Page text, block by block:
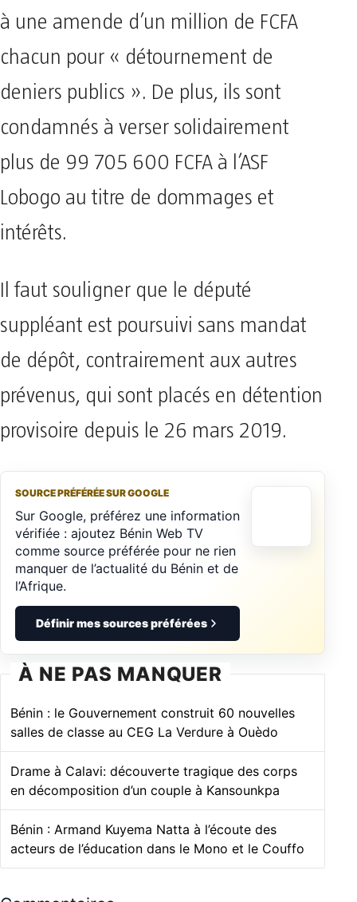
à une amende d’un million de FCFA
chacun pour « détournement de
deniers publics ». De plus, ils sont
condamnés à verser solidairement
plus de 99 705 600 FCFA à l’ASF
Lobogo au titre de dommages et
intérêts.
Il faut souligner que le député
suppléant est poursuivi sans mandat
de dépôt, contrairement aux autres
prévenus, qui sont placés en détention
provisoire depuis le 26 mars 2019.
SOURCE PRÉFÉRÉE SUR GOOGLE
Sur Google, préférez une information
vérifiée : ajoutez Bénin Web TV
comme source préférée pour ne rien
manquer de l’actualité du Bénin et de
l’Afrique.
Définir mes sources préférées
À NE PAS MANQUER
Bénin : le Gouvernement construit 60 nouvelles
salles de classe au CEG La Verdure à Ouèdo
Drame à Calavi: découverte tragique des corps
en décomposition d’un couple à Kansounkpa
Bénin : Armand Kuyema Natta à l’écoute des
acteurs de l’éducation dans le Mono et le Couffo